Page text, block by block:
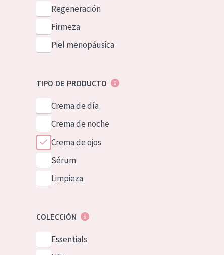
German
Spanish
Greek
Regeneración
Firmeza
Piel menopáusica
TIPO DE PRODUCTO
Crema de día
Crema de noche
Crema de ojos
Sérum
Limpieza
COLECCIÓN
Essentials